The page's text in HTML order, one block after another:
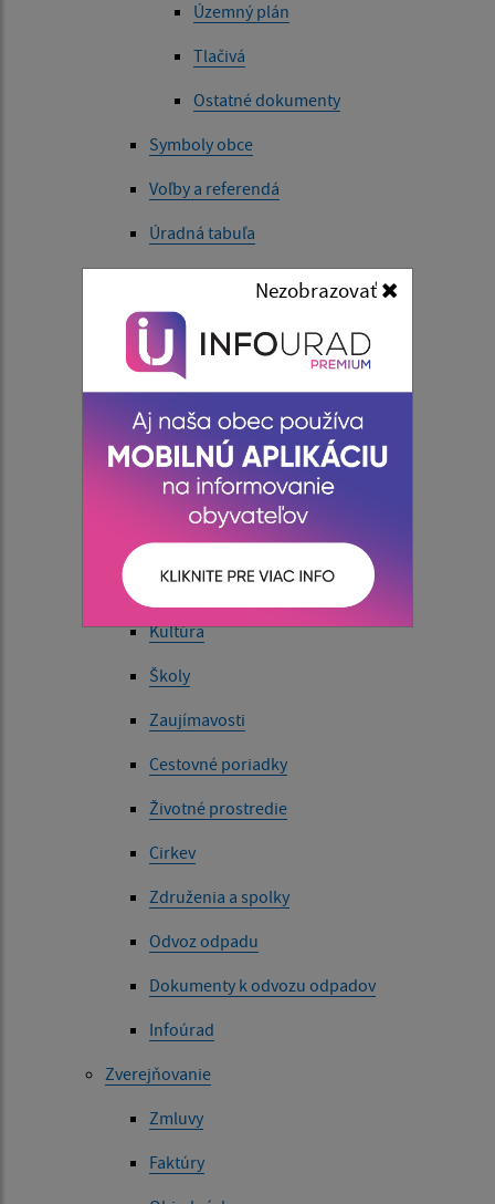
Nezobrazovať
Územný plán
Tlačivá
Ostatné dokumenty
Symboly obce
Voľby a referendá
Úradná tabuľa
Predpisy a informácie
Normatívne akty obce
Život v obci
Aktuality
História
Súčasnosť
Fotogaléria
Videogaléria
Kultúra
Školy
Zaujímavosti
Cestovné poriadky
Životné prostredie
Cirkev
Združenia a spolky
Odvoz odpadu
Dokumenty k odvozu odpadov
Infoúrad
Zverejňovanie
Zmluvy
Faktúry